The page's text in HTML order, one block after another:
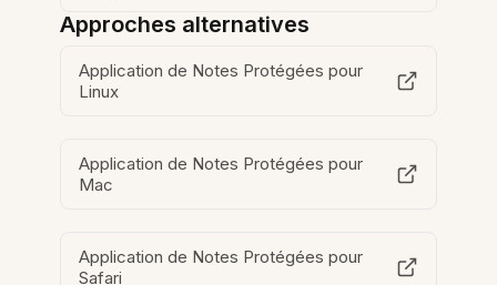
Approches alternatives
Application de Notes Protégées pour
Linux
Application de Notes Protégées pour
Mac
Application de Notes Protégées pour
Safari